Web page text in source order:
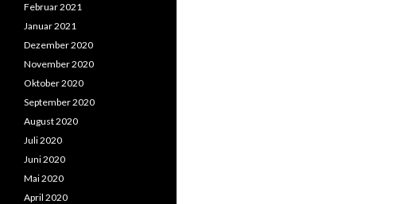
Februar 2021
Januar 2021
Dezember 2020
November 2020
Oktober 2020
September 2020
August 2020
Juli 2020
Juni 2020
Mai 2020
April 2020